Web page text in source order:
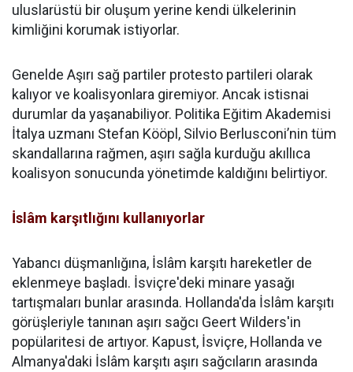
uluslarüstü bir oluşum yerine kendi ülkelerinin
kimliğini korumak istiyorlar.
Genelde Aşırı sağ partiler protesto partileri olarak
kalıyor ve koalisyonlara giremiyor. Ancak istisnai
durumlar da yaşanabiliyor. Politika Eğitim Akademisi
İtalya uzmanı Stefan Kööpl, Silvio Berlusconi’nin tüm
skandallarına rağmen, aşırı sağla kurduğu akıllıca
koalisyon sonucunda yönetimde kaldığını belirtiyor.
İslâm karşıtlığını kullanıyorlar
Yabancı düşmanlığına, İslâm karşıtı hareketler de
eklenmeye başladı. İsviçre'deki minare yasağı
tartışmaları bunlar arasında. Hollanda'da İslâm karşıtı
görüşleriyle tanınan aşırı sağcı Geert Wilders'in
popülaritesi de artıyor. Kapust, İsviçre, Hollanda ve
Almanya'daki İslâm karşıtı aşırı sağcıların arasında